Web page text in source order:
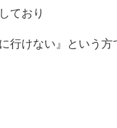
ており
行けない』という方